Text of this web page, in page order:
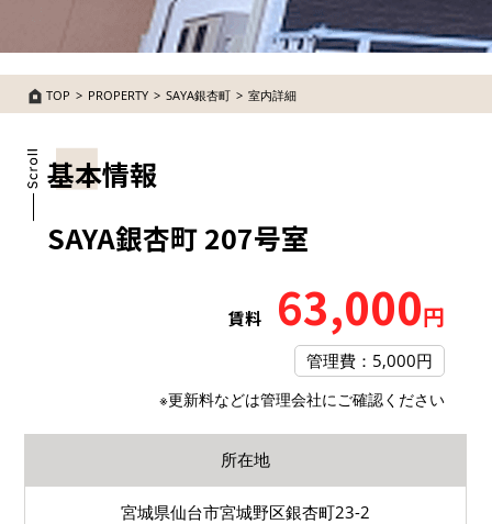
TOP PROPERTY SAYA銀杏町 室内詳細
基本情報
SAYA銀杏町 207号室
賃料 63,000円
管理費：5,000円
※更新料などは管理会社にご確認ください
所在地
宮城県仙台市宮城野区銀杏町23-2